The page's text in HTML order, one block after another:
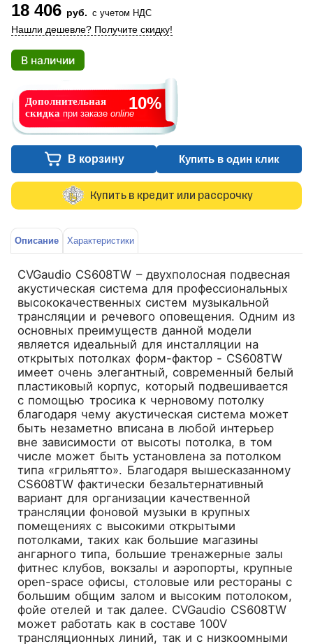
18 406 руб. с учетом НДС
Нашли дешевле? Получите скидку!
В наличии
Дополнительная
скидка при заказе online
10%
В корзину Купить в один клик
Купить в кредит или рассрочку
Описание Характеристики
CVGaudio CS608TW – двухполосная подвесная
акустическая система для профессиональных
высококачественных систем музыкальной
трансляции и речевого оповещения. Одним из
основных преимуществ данной модели
является идеальный для инсталляции на
открытых потолках форм-фактор - CS608TW
имеет очень элегантный, современный белый
пластиковый корпус, который подвешивается
с помощью тросика к черновому потолку
благодаря чему акустическая система может
быть незаметно вписана в любой интерьер
вне зависимости от высоты потолка, в том
числе может быть установлена за потолком
типа «грильятто». Благодаря вышесказанному
CS608TW фактически безальтернативный
вариант для организации качественной
трансляции фоновой музыки в крупных
помещениях с высокими открытыми
потолками, таких как большие магазины
ангарного типа, большие тренажерные залы
фитнес клубов, вокзалы и аэропорты, крупные
open-space офисы, столовые или рестораны с
большим общим залом и высоким потолоком,
фойе отелей и так далее. CVGaudio CS608TW
может работать как в составе 100V
трансляционных линий, так и с низкоомными